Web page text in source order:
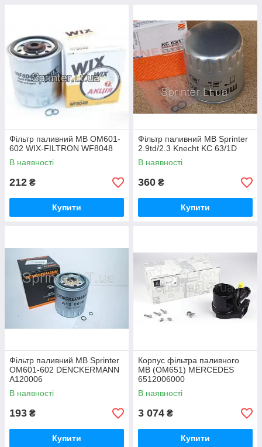
Фільтр паливний MB OM601-
602 WIX-FILTRON WF8048
В наявності
212 ₴
Купити
Фільтр паливний MB Sprinter
2.9td/2.3 Knecht KC 63/1D
В наявності
360 ₴
Купити
Фільтр паливний MB Sprinter
OM601-602 DENCKERMANN
A120006
В наявності
193 ₴
Купити
Корпус фільтра паливного
MB (OM651) MERCEDES
6512006000
В наявності
3 074 ₴
Купити